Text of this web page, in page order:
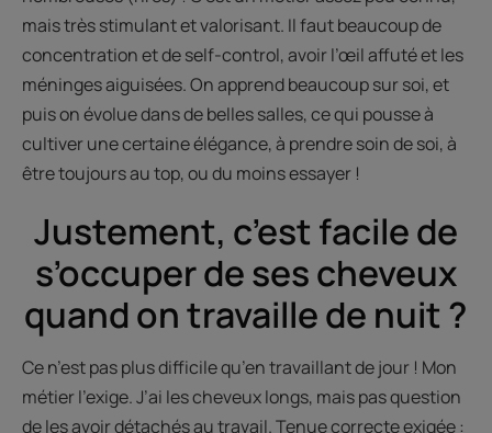
mais très stimulant et valorisant. Il faut beaucoup de
concentration et de self-control, avoir l’œil affuté et les
méninges aiguisées. On apprend beaucoup sur soi, et
puis on évolue dans de belles salles, ce qui pousse à
cultiver une certaine élégance, à prendre soin de soi, à
être toujours au top, ou du moins essayer !
Justement, c’est facile de
s’occuper de ses cheveux
quand on travaille de nuit ?
Ce n’est pas plus difficile qu’en travaillant de jour ! Mon
métier l’exige. J’ai les cheveux longs, mais pas question
de les avoir détachés au travail. Tenue correcte exigée :